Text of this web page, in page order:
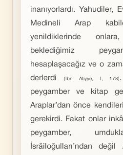
inanıyorlardı. Yahudiler,
Medineli Arap
yenildiklerinde
beklediğimiz
hesaplaşacağız ve o
derlerdi
(İbn Atıyye, I, 178)
peygamber ve kitap
Araplar’dan önce
gerekirdi. Fakat onlar
peygamber,
İsrâiloğulları’ndan değil